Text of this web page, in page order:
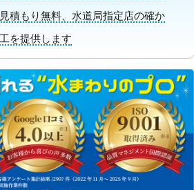
積もり無料、水道局指定店の確か
を提供します